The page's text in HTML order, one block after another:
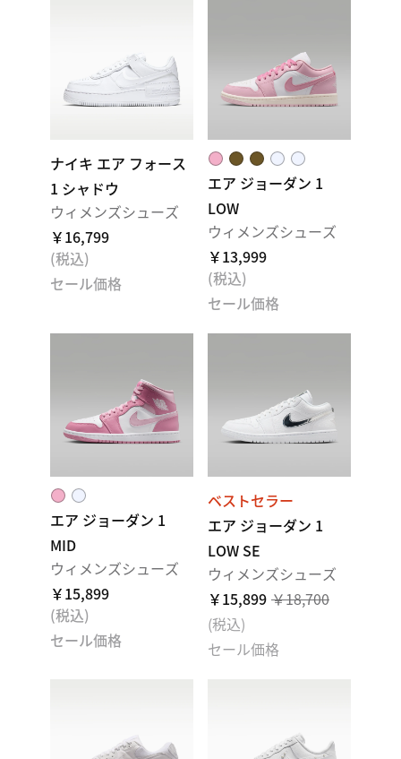
ナイキ エア フォース
1 シャドウ
ウィメンズシューズ
￥16,799
(税込)
セール価格
エア ジョーダン 1
LOW
ウィメンズシューズ
￥13,999
(税込)
セール価格
エア ジョーダン 1
MID
ウィメンズシューズ
￥15,899
(税込)
セール価格
ベストセラー
エア ジョーダン 1
LOW SE
ウィメンズシューズ
￥15,899 ￥18,700
(税込)
セール価格